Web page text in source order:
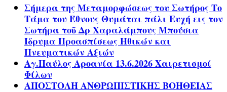
Σήμερα της Μεταμορφώσεως του Σωτήρος Το
Τάμα του Έθνους Θυμάται πάλι Ευχή εις τον
Σωτήρα τοῦ Δρ Χαραλάμπους Μπούσια
Ίδρυμα Προασπίσεως Ηθικών και
Πνευματικών Αξιών
Αγ.Παύλος Αροανία 13.6.2026 Χαιρετισμοί
Φίλων
ΑΠΟΣΤΟΛΗ ΑΝΘΡΩΠΙΣΤΙΚΗΣ ΒΟΗΘΕΙΑΣ